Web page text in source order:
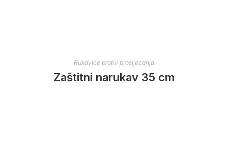
Rukavice protiv prosijecanja
Zaštitni narukav 35 cm